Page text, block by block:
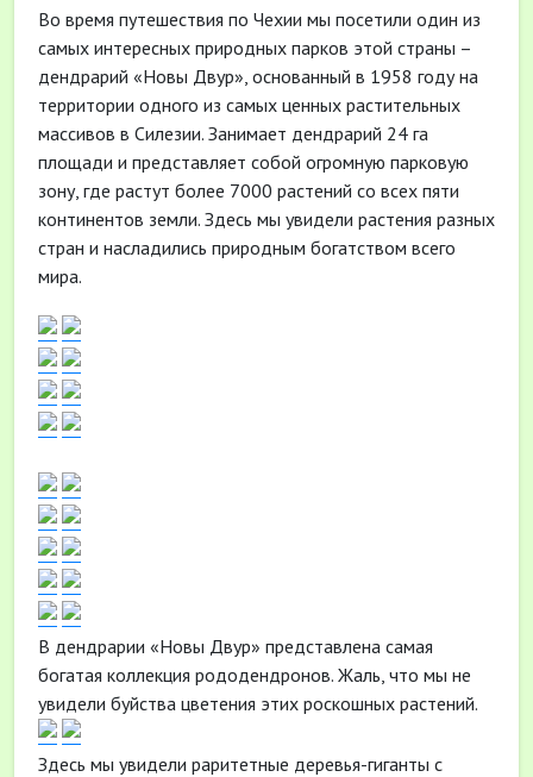
Во время путешествия по Чехии мы посетили один из
самых интересных природных парков этой страны –
дендрарий «Новы Двур», основанный в 1958 году на
территории одного из самых ценных растительных
массивов в Силезии. Занимает дендрарий 24 га
площади и представляет собой огромную парковую
зону, где растут более 7000 растений со всех пяти
континентов земли. Здесь мы увидели растения разных
стран и насладились природным богатством всего
мира.
В дендрарии «Новы Двур» представлена самая
богатая коллекция рододендронов. Жаль, что мы не
увидели буйства цветения этих роскошных растений.
Здесь мы увидели раритетные деревья-гиганты с